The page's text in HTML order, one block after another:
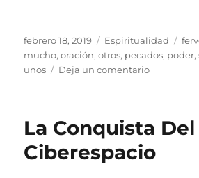
Publicado
el
febrero 18, 2019 Categorías
Espiritualidad
mucho,oración,otros, pecados, poder,
unos
Deja un comentarioen
Justo
La Conquista Del
Ciberespacio